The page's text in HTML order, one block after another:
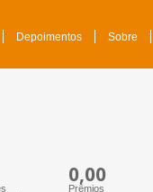
Depoimentos Sobre
0,00
Prêmios